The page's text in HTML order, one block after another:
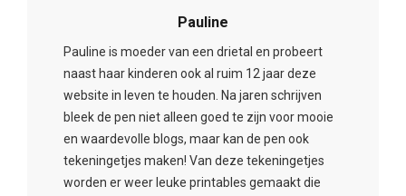
Pauline
Pauline is moeder van een drietal en probeert
naast haar kinderen ook al ruim 12 jaar deze
website in leven te houden. Na jaren schrijven
bleek de pen niet alleen goed te zijn voor mooie
en waardevolle blogs, maar kan de pen ook
tekeningetjes maken! Van deze tekeningetjes
worden er weer leuke printables gemaakt die